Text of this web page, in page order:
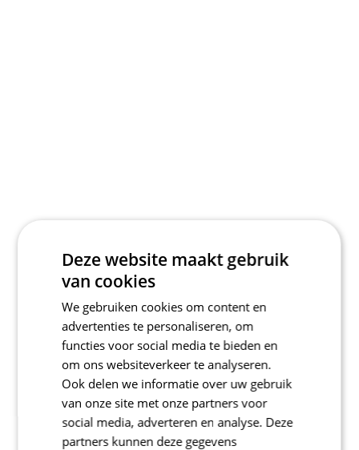
Deze website maakt gebruik
van cookies
We gebruiken cookies om content en
advertenties te personaliseren, om
functies voor social media te bieden en
om ons websiteverkeer te analyseren.
Ook delen we informatie over uw gebruik
van onze site met onze partners voor
social media, adverteren en analyse. Deze
partners kunnen deze gegevens